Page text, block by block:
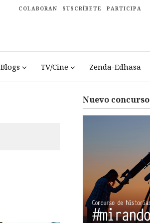
COLABORAN SUSCRÍBETE PARTICIPA
Blogs TV/Cine Zenda-Edhasa
Nuevo concurso